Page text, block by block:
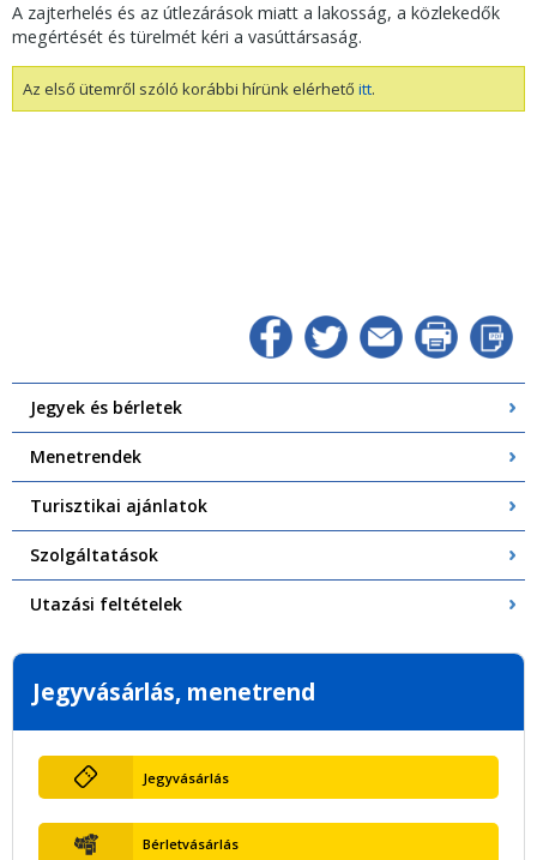
A zajterhelés és az útlezárások miatt a lakosság, a közlekedők
megértését és türelmét kéri a vasúttársaság.
Az első ütemről szóló korábbi hírünk elérhető itt.
Jegyek és bérletek
Menetrendek
Turisztikai ajánlatok
Szolgáltatások
Utazási feltételek
Jegyvásárlás, menetrend
Jegyvásárlás
Bérletvásárlás